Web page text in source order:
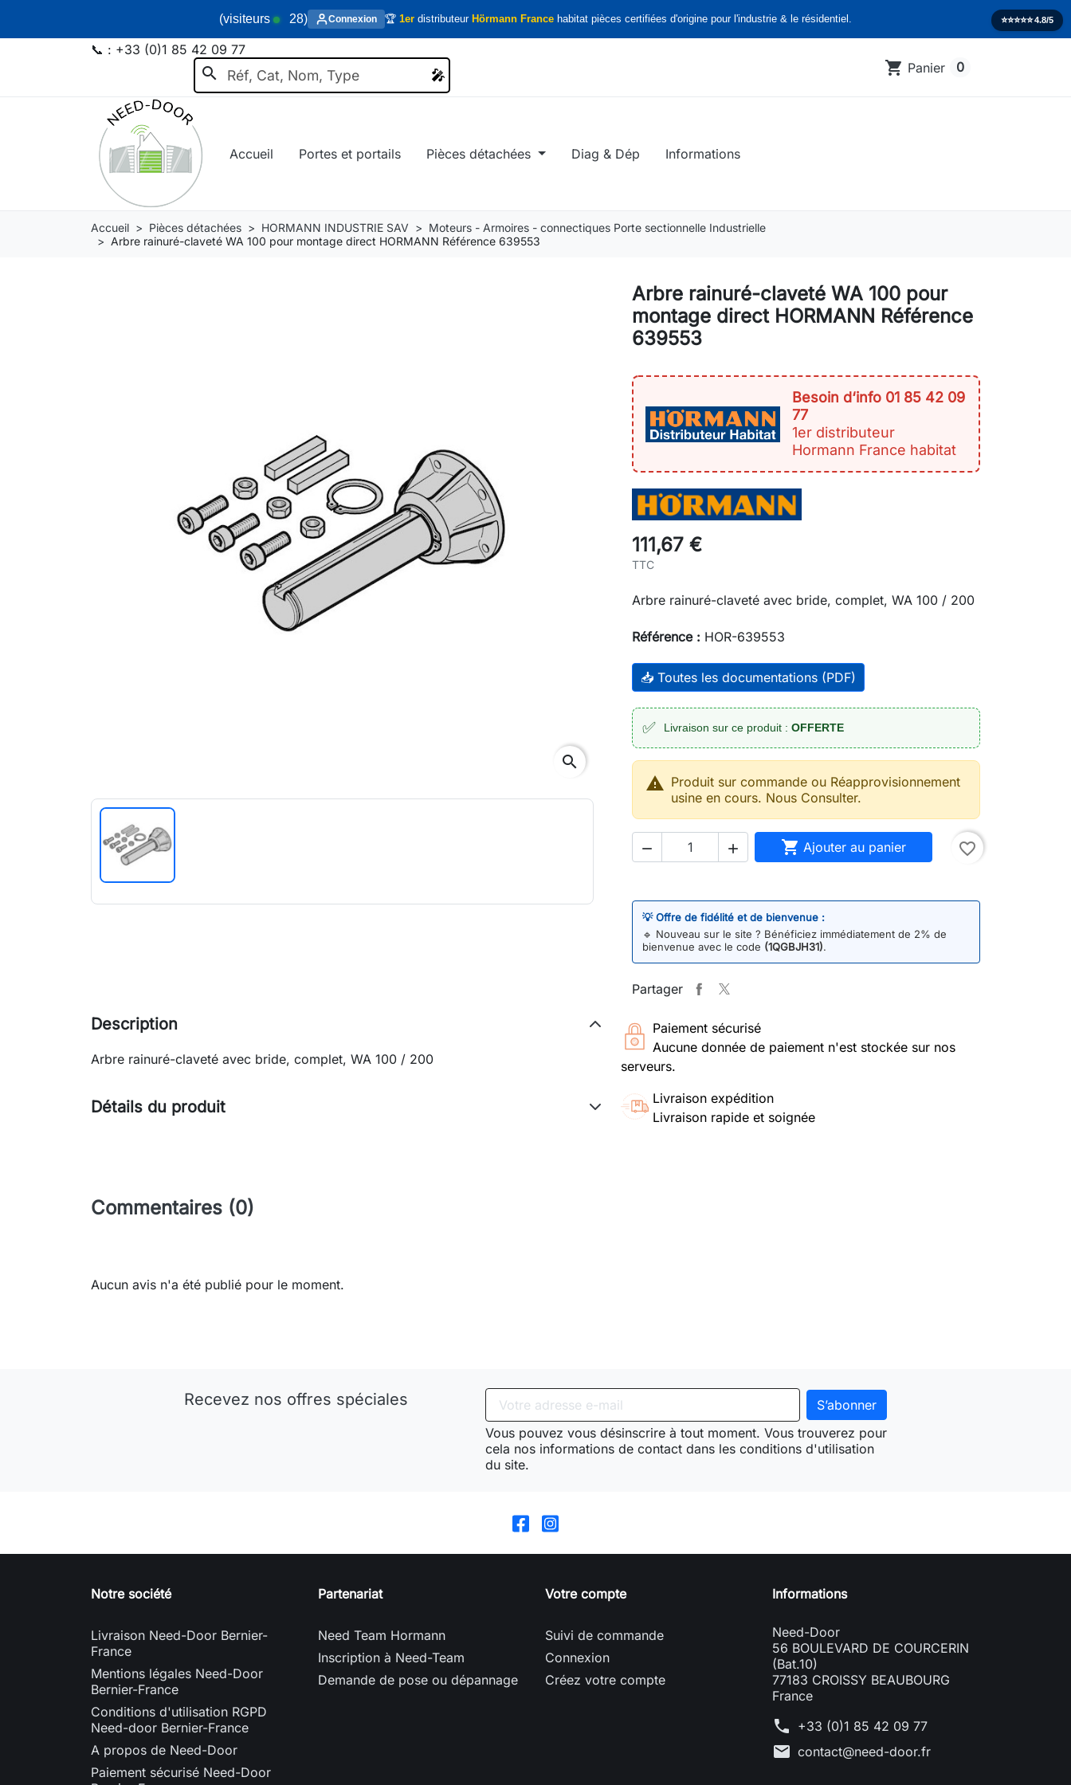
(visiteurs 28) Connexion 🏆 1er distributeur Hörmann France habitat pièces certifiées d'origine pour l'industrie & le résidentiel. ⭐️⭐️⭐️⭐️⭐️4.8/5
search 🎤
🎤
📞 : +33 (0)1 85 42 09 77
shopping_cart Panier 0
Accueil Portes et portails Pièces détachées Diag & Dép Informations
Accueil Pièces détachées HORMANN INDUSTRIE SAV
Moteurs - Armoires - connectiques Porte sectionnelle Industrielle
Arbre rainuré-claveté WA 100 pour montage direct HORMANN Référence 639553
search
Arbre rainuré-claveté WA 100 pour
montage direct HORMANN Référence
639553
Besoin d‘info 01 85 42 09
77
1er distributeur
Hormann France habitat
111,67 €
TTC
Arbre rainuré-claveté avec bride, complet, WA 100 / 200
Référence : HOR-639553
📥 Toutes les documentations (PDF)
✅ Livraison sur ce produit : OFFERTE
 Produit sur commande ou Réapprovisionnement
usine en cours. Nous Consulter.
   Ajouter au panier favorite_border
💡 Offre de fidélité et de bienvenue :
🔹 Nouveau sur le site ? Bénéficiez immédiatement de 2% de
bienvenue avec le code (1QGBJH31).
Partager
Paiement sécurisé
Aucune donnée de paiement n'est stockée sur nos
serveurs.
Livraison expédition
Livraison rapide et soignée
Description
Arbre rainuré-claveté avec bride, complet, WA 100 / 200
Détails du produit
Commentaires (0)
Aucun avis n'a été publié pour le moment.
Recevez nos offres spéciales
Vous pouvez vous désinscrire à tout moment. Vous trouverez pour
cela nos informations de contact dans les conditions d'utilisation
du site.
Notre société
Livraison Need-Door Bernier-
France
Mentions légales Need-Door
Bernier-France
Conditions d'utilisation RGPD
Need-door Bernier-France
A propos de Need-Door
Paiement sécurisé Need-Door
Partenariat
Need Team Hormann
Inscription à Need-Team
Demande de pose ou dépannage
Votre compte
Suivi de commande
Connexion
Créez votre compte
Informations
Need-Door
56 BOULEVARD DE COURCERIN
(Bat.10)
77183 CROISSY BEAUBOURG
France
phone +33 (0)1 85 42 09 77
mail contact@need-door.fr